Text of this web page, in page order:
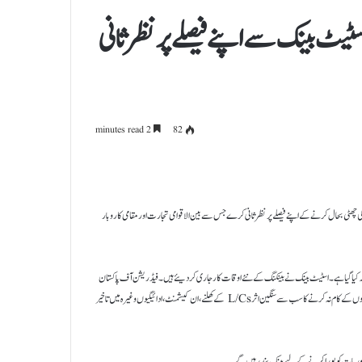
بینک سے اپنے فیصلے پر نظرثانی
82
بحال کرنے کے اپنے فیصلے پر نظرثانی کرے جس سے بین الاقوامی تجارت اور مقامی کاروبار
اوقات میں اضافہ کیا گیا ہے۔ اسٹیٹ بینک نے بینکنگ کے نئے اوقات کار جاری کر دیئے ہیں۔ فیڈریشن آف پاکستان
چیمبر آف کامرس اینڈ انڈسٹریز (ایف پی سی سی آئی) کے صدر عرفان اقبال شیخ نے پریس بریفنگ میں بتایا کہ ہفتے کو بینکوں کے کام نہ کرنے کا سب سے سنگین اثر L/Cs کے کھلنے، ان کیشمنٹ، ادائیگیوں وغیرہ میں تاخیر